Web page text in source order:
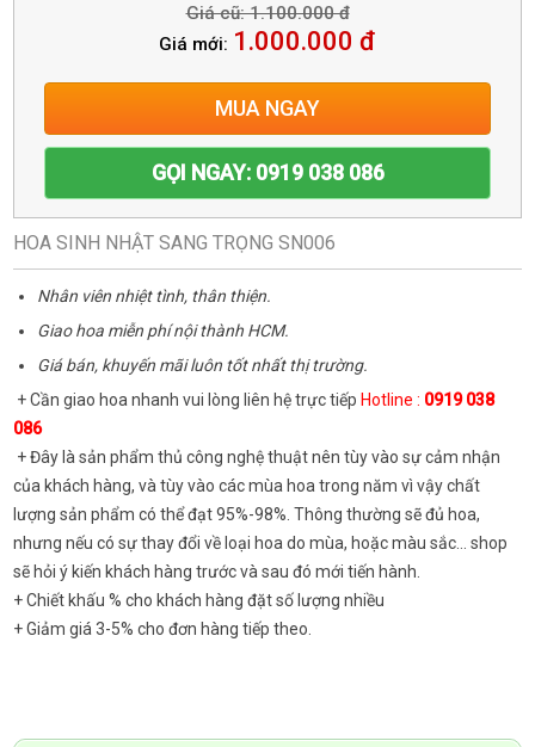
Giá cũ: 1.100.000 đ
Giá mới: 1.000.000 đ
MUA NGAY
GỌI NGAY: 0919 038 086
HOA SINH NHẬT SANG TRỌNG SN006
Nhân viên nhiệt tình, thân thiện.
Giao hoa miễn phí nội thành HCM.
Giá bán, khuyến mãi luôn tốt nhất thị trường.
+ Cần giao hoa nhanh vui lòng liên hệ trực tiếp Hotline : 0919 038
086
+ Đây là sản phẩm thủ công nghệ thuật nên tùy vào sự cảm nhận
của khách hàng, và tùy vào các mùa hoa trong năm vì vậy chất
lượng sản phẩm có thể đạt 95%-98%. Thông thường sẽ đủ hoa,
nhưng nếu có sự thay đổi về loại hoa do mùa, hoặc màu sắc... shop
sẽ hỏi ý kiến khách hàng trước và sau đó mới tiến hành.
+ Chiết khấu % cho khách hàng đặt số lượng nhiều
+ Giảm giá 3-5% cho đơn hàng tiếp theo.